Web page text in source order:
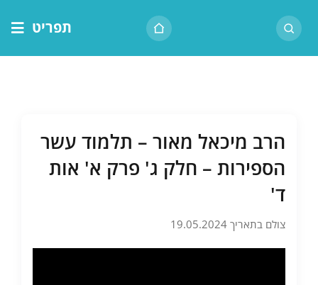
לתוכן
תפריט
שיעור יומי
מאמרים
הרב מיכאל מאור – תלמוד עשר
הספירות – חלק ג' פרק א' אות
ד'
צולם בתאריך 19.05.2024